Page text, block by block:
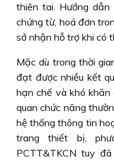
thiên tai. Hướng dẫn
chứng từ, hoá đơn
sở nhận hỗ trợ khi có
Mặc dù trong thời
đạt được nhiều kết
hạn chế và khó khăn
quan chức năng
hệ thống thông tin
trang thiết bị,
PCTT&TKCN tuy